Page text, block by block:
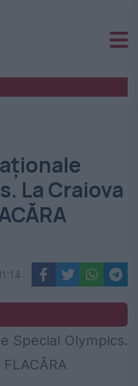
La Craiova